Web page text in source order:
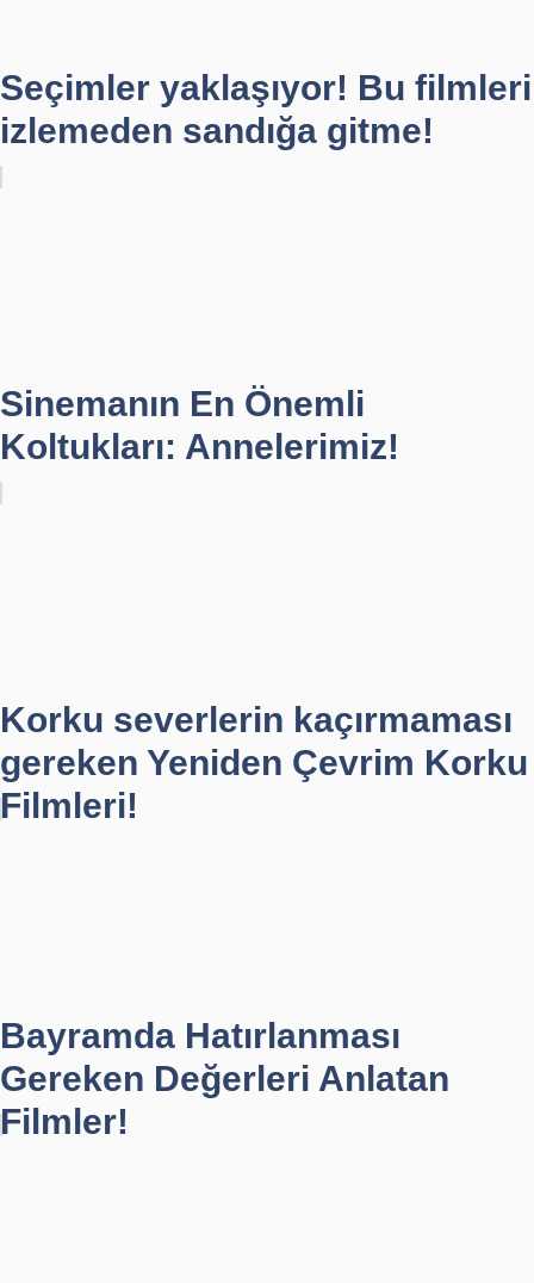
Seçimler yaklaşıyor! Bu filmleri
izlemeden sandığa gitme!
Sinemanın En Önemli
Koltukları: Annelerimiz!
Korku severlerin kaçırmaması
gereken Yeniden Çevrim Korku
Filmleri!
Bayramda Hatırlanması
Gereken Değerleri Anlatan
Filmler!